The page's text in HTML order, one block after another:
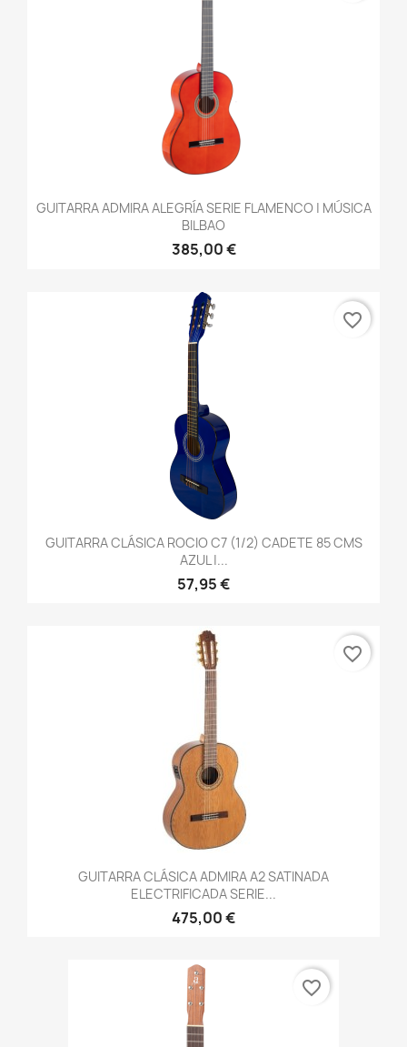
GUITARRA ADMIRA ALEGRÍA SERIE FLAMENCO | MÚSICA
BILBAO
385,00 €
GUITARRA CLÁSICA ROCIO C7 (1/2) CADETE 85 CMS
AZUL |...
57,95 €
favorite_border
GUITARRA CLÁSICA ADMIRA A2 SATINADA
ELECTRIFICADA SERIE...
475,00 €
favorite_border
favorite_border